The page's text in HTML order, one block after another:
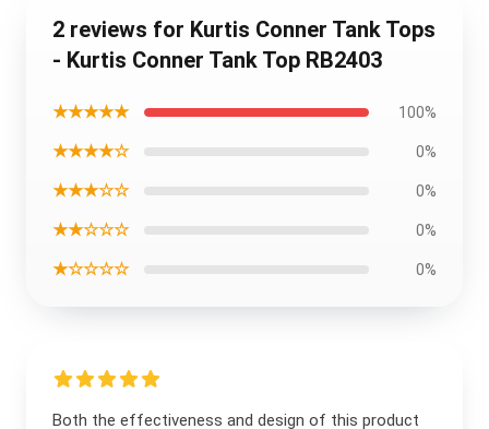
2 reviews for Kurtis Conner Tank Tops
- Kurtis Conner Tank Top RB2403
★★★★★ 100%
★★★★☆ 0%
★★★☆☆ 0%
★★☆☆☆ 0%
★☆☆☆☆ 0%
Both the effectiveness and design of this product